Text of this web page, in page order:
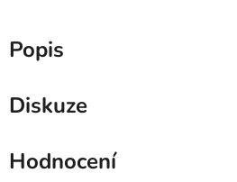
Popis
Diskuze
Hodnocení